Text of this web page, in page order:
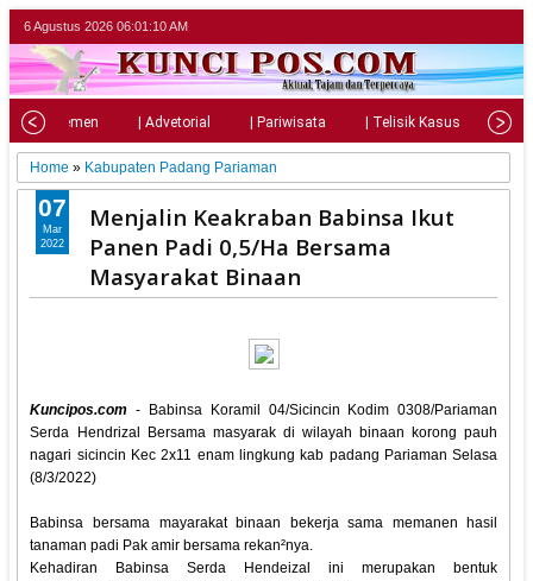
6 Agustus 2026 06:01:11 AM
| Parlemen | Advetorial | Pariwisata | Telisik Kasus |
Home » Kabupaten Padang Pariaman
Menjalin Keakraban Babinsa Ikut
Panen Padi 0,5/Ha Bersama
Masyarakat Binaan
Kuncipos.com - Babinsa Koramil 04/Sicincin Kodim 0308/Pariaman
Serda Hendrizal Bersama masyarak di wilayah binaan korong pauh
nagari sicincin Kec 2x11 enam lingkung kab padang Pariaman Selasa
(8/3/2022)
Babinsa bersama mayarakat binaan bekerja sama memanen hasil
tanaman padi Pak amir bersama rekan²nya.
Kehadiran Babinsa Serda Hendeizal ini merupakan bentuk
07
Mar
2022